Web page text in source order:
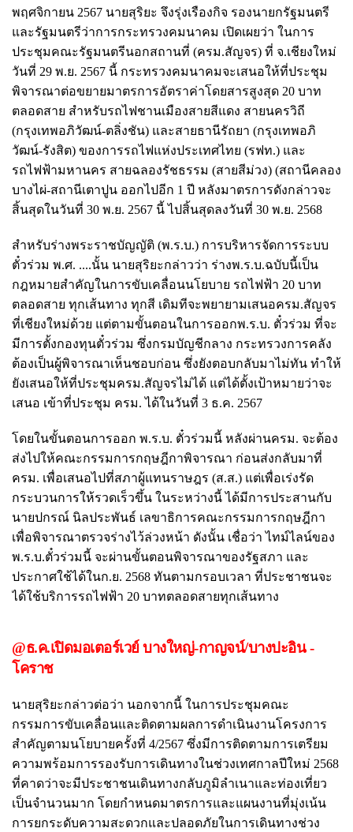
พฤศจิกายน 2567 นายสุริยะ จึงรุ่งเรืองกิจ รองนายกรัฐมนตรี
และรัฐมนตรีว่าการกระทรวงคมนาคม เปิดเผยว่า ในการ
ประชุมคณะรัฐมนตรีนอกสถานที่ (ครม.สัญจร) ที่ จ.เชียงใหม่
วันที่ 29 พ.ย. 2567 นี้ กระทรวงคมนาคมจะเสนอให้ที่ประชุม
พิจารณาต่อขยายมาตรการอัตราค่าโดยสารสูงสุด 20 บาท
ตลอดสาย สำหรับรถไฟชานเมืองสายสีแดง สายนครวิถี
(กรุงเทพอภิวัฒน์-ตลิ่งชัน) และสายธานีรัถยา (กรุงเทพอภิ
วัฒน์-รังสิต) ของการรถไฟแห่งประเทศไทย (รฟท.) และ
รถไฟฟ้ามหานคร สายฉลองรัชธรรม (สายสีม่วง) (สถานีคลอง
บางไผ่-สถานีเตาปูน ออกไปอีก 1 ปี หลังมาตรการดังกล่าวจะ
สิ้นสุดในวันที่ 30 พ.ย. 2567 นี้ ไปสิ้นสุดลงวันที่ 30 พ.ย. 2568
สำหรับร่างพระราชบัญญัติ (พ.ร.บ.) การบริหารจัดการระบบ
ตั๋วร่วม พ.ศ. ....นั้น นายสุริยะกล่าวว่า ร่างพ.ร.บ.ฉบับนี้เป็น
กฎหมายสำคัญในการขับเคลื่อนนโยบาย รถไฟฟ้า 20 บาท
ตลอดสาย ทุกเส้นทาง ทุกสี เดิมทีจะพยายามเสนอครม.สัญจร
ที่เชียงใหม่ด้วย แต่ตามขั้นตอนในการออกพ.ร.บ. ตั๋วร่วม ที่จะ
มีการตั้งกองทุนตั๋วร่วม ซึ่งกรมบัญชีกลาง กระทรวงการคลัง
ต้องเป็นผู้พิจารณาเห็นชอบก่อน ซึ่งยังตอบกลับมาไม่ทัน ทำให้
ยังเสนอให้ที่ประชุมครม.สัญจรไม่ได้ แต่ได้ตั้งเป้าหมายว่าจะ
เสนอ เข้าที่ประชุม ครม. ได้ในวันที่ 3 ธ.ค. 2567
โดยในขั้นตอนการออก พ.ร.บ. ตั๋วร่วมนี้ หลังผ่านครม. จะต้อง
ส่งไปให้คณะกรรมการกฤษฎีกาพิจารณา ก่อนส่งกลับมาที่
ครม. เพื่อเสนอไปที่สภาผู้แทนราษฎร (ส.ส.) แต่เพื่อเร่งรัด
กระบวนการให้รวดเร็วขึ้น ในระหว่างนี้ ได้มีการประสานกับ
นายปกรณ์ นิลประพันธ์ เลขาธิการคณะกรรมการกฤษฎีกา
เพื่อพิจารณาตรวจร่างไว้ล่วงหน้า ดังนั้น เชื่อว่า ไทม์ไลน์ของ
พ.ร.บ.ตั๋วร่วมนี้ จะผ่านขั้นตอนพิจารณาของรัฐสภา และ
ประกาศใช้ได้ในก.ย. 2568 ทันตามกรอบเวลา ที่ประชาชนจะ
ได้ใช้บริการรถไฟฟ้า 20 บาทตลอดสายทุกเส้นทาง
@ธ.ค.เปิดมอเตอร์เวย์ บางใหญ่-กาญจน์/บางปะอิน -
โคราช
นายสุริยะกล่าวต่อว่า นอกจากนี้ ในการประชุมคณะ
กรรมการขับเคลื่อนและติดตามผลการดำเนินงานโครงการ
สำคัญตามนโยบายครั้งที่ 4/2567 ซึ่งมีการติดตามการเตรียม
ความพร้อมการรองรับการเดินทางในช่วงเทศกาลปีใหม่ 2568
ที่คาดว่าจะมีประชาชนเดินทางกลับภูมิลำเนาและท่องเที่ยว
เป็นจำนวนมาก โดยกำหนดมาตรการและแผนงานที่มุ่งเน้น
การยกระดับความสะดวกและปลอดภัยในการเดินทางช่วง